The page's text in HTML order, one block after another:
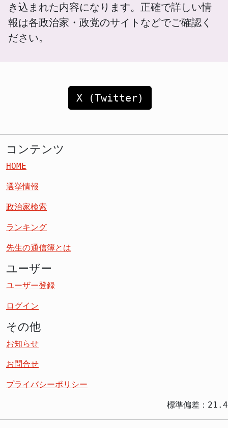
き込まれた内容になります。正確で詳しい情
報は各政治家・政党のサイトなどでご確認く
ださい。
X (Twitter)
コンテンツ
HOME
選挙情報
政治家検索
ランキング
先生の通信簿とは
ユーザー
ユーザー登録
ログイン
その他
お知らせ
お問合せ
プライバシーポリシー
標準偏差：21.4